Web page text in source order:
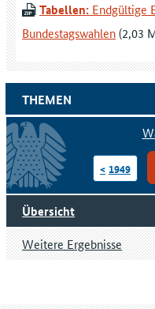
THEMEN
1949
Übersicht
Weitere Ergebnisse
Tabellen: Endgültige
Bundestagswahlen